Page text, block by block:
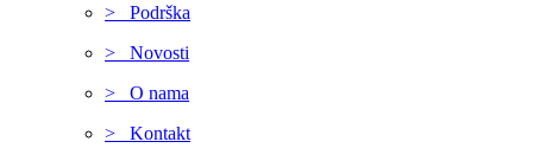
> Podrška
> Novosti
> O nama
> Kontakt